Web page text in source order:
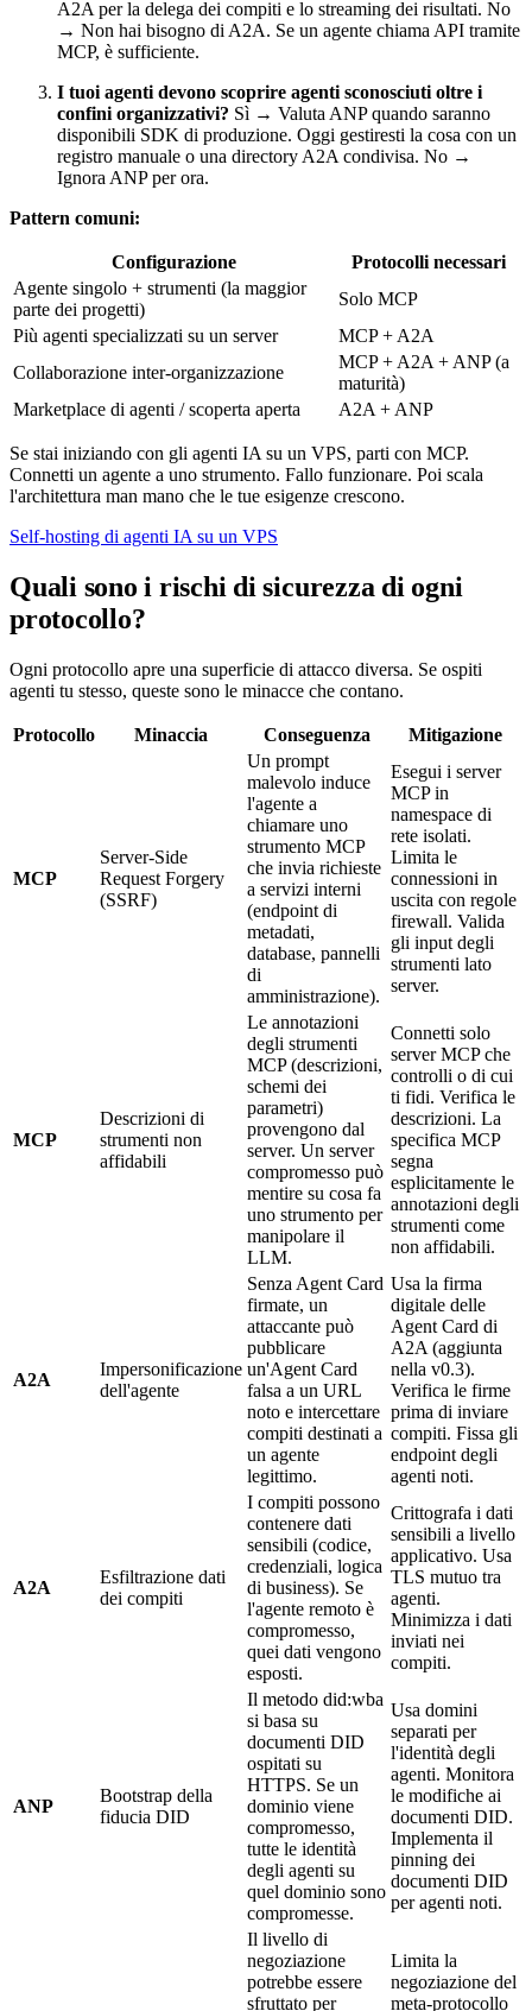
A2A per la delega dei compiti e lo streaming dei risultati. No
→ Non hai bisogno di A2A. Se un agente chiama API tramite
MCP, è sufficiente.
I tuoi agenti devono scoprire agenti sconosciuti oltre i
confini organizzativi? Sì → Valuta ANP quando saranno
disponibili SDK di produzione. Oggi gestiresti la cosa con un
registro manuale o una directory A2A condivisa. No →
Ignora ANP per ora.
Pattern comuni:
Configurazione
Protocolli necessari
Agente singolo + strumenti (la maggior
parte dei progetti)
Solo MCP
Più agenti specializzati su un server
MCP + A2A
Collaborazione inter-organizzazione
MCP + A2A + ANP (a
maturità)
Marketplace di agenti / scoperta aperta
A2A + ANP
Se stai iniziando con gli agenti IA su un VPS, parti con MCP.
Connetti un agente a uno strumento. Fallo funzionare. Poi scala
l'architettura man mano che le tue esigenze crescono.
Self-hosting di agenti IA su un VPS
Quali sono i rischi di sicurezza di ogni
protocollo?
Ogni protocollo apre una superficie di attacco diversa. Se ospiti
agenti tu stesso, queste sono le minacce che contano.
Protocollo Minaccia Conseguenza Mitigazione
MCP
Server-Side
Request Forgery
(SSRF)
Un prompt
malevolo induce
l'agente a
chiamare uno
strumento MCP
che invia richieste
a servizi interni
(endpoint di
metadati,
database, pannelli
di
amministrazione).
Esegui i server
MCP in
namespace di
rete isolati.
Limita le
connessioni in
uscita con regole
firewall. Valida
gli input degli
strumenti lato
server.
MCP
Descrizioni di
strumenti non
affidabili
Le annotazioni
degli strumenti
MCP (descrizioni,
schemi dei
parametri)
provengono dal
server. Un server
compromesso può
mentire su cosa fa
uno strumento per
manipolare il
LLM.
Connetti solo
server MCP che
controlli o di cui
ti fidi. Verifica le
descrizioni. La
specifica MCP
segna
esplicitamente le
annotazioni degli
strumenti come
non affidabili.
A2A
Impersonificazione
dell'agente
Senza Agent Card
firmate, un
attaccante può
pubblicare
un'Agent Card
falsa a un URL
noto e intercettare
compiti destinati a
un agente
legittimo.
Usa la firma
digitale delle
Agent Card di
A2A (aggiunta
nella v0.3).
Verifica le firme
prima di inviare
compiti. Fissa gli
endpoint degli
agenti noti.
A2A
Esfiltrazione dati
dei compiti
I compiti possono
contenere dati
sensibili (codice,
credenziali, logica
di business). Se
l'agente remoto è
compromesso,
quei dati vengono
esposti.
Crittografa i dati
sensibili a livello
applicativo. Usa
TLS mutuo tra
agenti.
Minimizza i dati
inviati nei
compiti.
ANP
Bootstrap della
fiducia DID
Il metodo did:wba
si basa su
documenti DID
ospitati su
HTTPS. Se un
dominio viene
compromesso,
tutte le identità
degli agenti su
quel dominio sono
compromesse.
Usa domini
separati per
l'identità degli
agenti. Monitora
le modifiche ai
documenti DID.
Implementa il
pinning dei
documenti DID
per agenti noti.
Il livello di
negoziazione
potrebbe essere
sfruttato per
Limita la
negoziazione del
meta-protocollo